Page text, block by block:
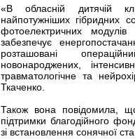
«В обласній дитячій
найпотужніших гібридних
фотоелектричних
забезпечує
розташовані
новонароджених,
травматологічне та
Ткаченко.
Також вона повідомила,
підтримки благодійного
зі встановлення сонячної